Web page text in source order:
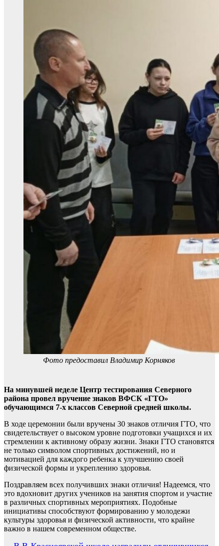
Фото предоставил Владимир Корняков
На минувшей неделе Центр тестирования Северного
района провел вручение знаков ВФСК «ГТО»
обучающимся 7-х классов Северной средней школы.
В ходе церемонии были вручены 30 знаков отличия ГТО, что
свидетельствует о высоком уровне подготовки учащихся и их
стремлении к активному образу жизни. Знаки ГТО становятся
не только символом спортивных достижений, но и
мотивацией для каждого ребенка к улучшению своей
физической формы и укреплению здоровья.
Поздравляем всех получивших знаки отличия! Надеемся, что
это вдохновит других учеников на занятия спортом и участие
в различных спортивных мероприятиях. Подобные
инициативы способствуют формированию у молодежи
культуры здоровья и физической активности, что крайне
важно в нашем современном обществе.